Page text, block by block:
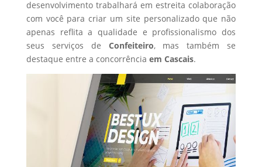
desenvolvimento trabalhará em estreita colaboração
com você para criar um site personalizado que não
apenas reflita a qualidade e profissionalismo dos
seus serviços de Confeiteiro, mas também se
destaque entre a concorrência em Cascais.